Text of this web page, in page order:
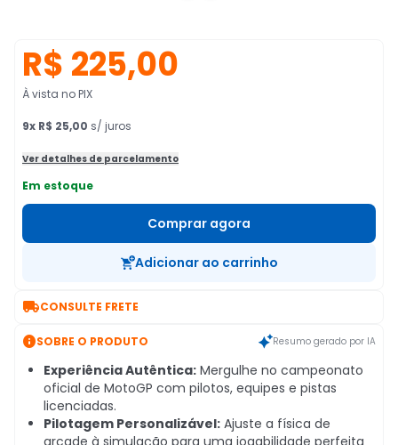
R$ 225,00
À vista no PIX
9x R$ 25,00 s/ juros
Ver detalhes de parcelamento
Em estoque
Comprar agora
Adicionar ao carrinho
CONSULTE FRETE
SOBRE O PRODUTO Resumo gerado por IA
Experiência Autêntica: Mergulhe no campeonato
oficial de MotoGP com pilotos, equipes e pistas
licenciadas.
Pilotagem Personalizável: Ajuste a física de
arcade à simulação para uma jogabilidade perfeita